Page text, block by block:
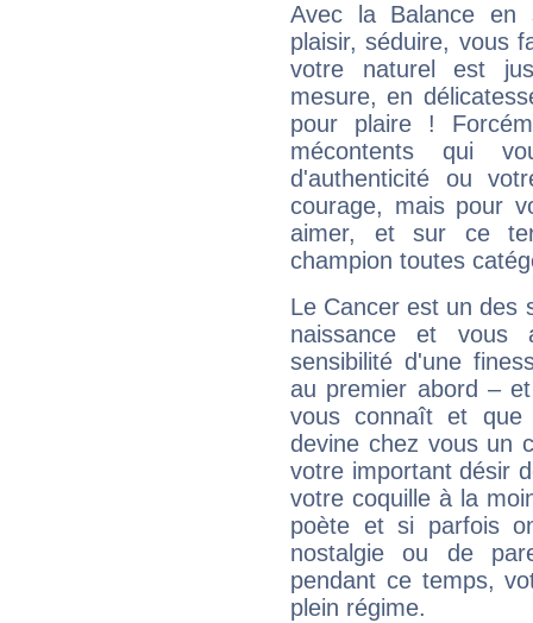
Avec la Balance en
plaisir, séduire, vous
votre naturel est
mesure, en
pour plaire !
mécontents qui
d'authenticité ou
courage, mais pour
aimer, et sur ce
champion toutes
Le Cancer est un des
naissance et vous
sensibilité d'une
au premier abord –
vous connaît et
devine chez vous un
votre important désir
votre coquille à la
poète et si parfois
nostalgie ou de
pendant ce temps,
plein régime.